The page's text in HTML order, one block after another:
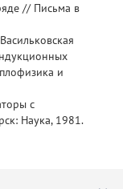
// Письма в
и
с
Наука, 1981.